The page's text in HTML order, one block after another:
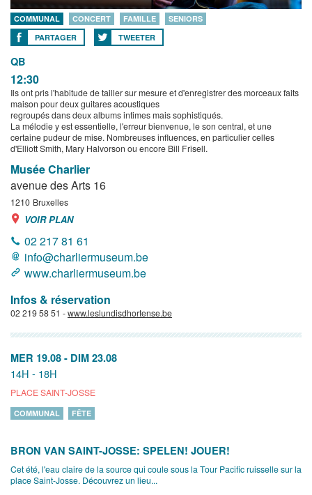
COMMUNAL CONCERT FAMILLE
SENIORS
PARTAGER
TWEETER
QB
12:30
Ils ont pris l'habitude de tailler sur mesure et d'enregistrer des morceaux faits
maison pour deux guitares acoustiques
regroupés dans deux albums intimes mais sophistiqués.
La mélodie y est essentielle, l'erreur bienvenue, le son central, et une
certaine pudeur de mise. Nombreuses influences, en particulier celles
d'Elliott Smith, Mary Halvorson ou encore Bill Frisell.
Musée Charlier
avenue des Arts 16
1210 Bruxelles
VOIR PLAN
02 217 81 61
info@charliermuseum.be
www.charliermuseum.be
Infos & réservation
02 219 58 51 -www.leslundisdhortense.be
MER 19.08 - DIM 23.08
14H - 18H
PLACE SAINT-JOSSE
COMMUNAL FÊTE
BRON VAN SAINT-JOSSE: SPELEN! JOUER!
Cet été, l'eau claire de la source qui coule sous la Tour Pacific ruisselle sur la
place Saint-Josse. Découvrez un lieu...